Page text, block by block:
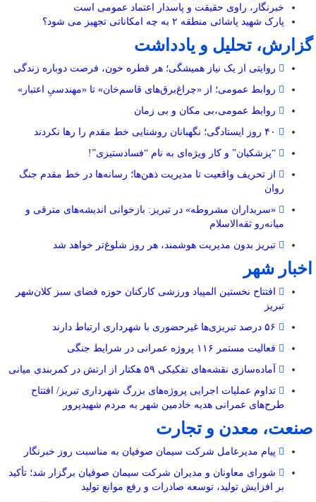
خبرنگار، راوی حقیقت و پاسدار اعتماد عمومی است
پارک شهید پاشائی منطقه ۲ به چه امکاناتی تجهیز می شود؟
گزارش، تحلیل و یادداشت
روایتی از یک نیاز همیشگی؛ هر قطره خون، فرصت دوباره زندگی
روابط عمومی؛ از «چراغ‌برق‌های قاسم‌خان» تا «مهندسیِ اعتبار»
روابط عمومی،بی مکان و بی زمان
“پزشکیان” و کار ویژه‌ای به نام “فسادستیزی”!
از تحریف واقعیت تا مدیریت ذهن‌ها؛ رسانه‌ها در خط مقدم جنگ
روان
«سربداران مشروطه» در تبریز: بازخوانی اندیشه‌های مترقی و
میانه‌رو ثقه‌الاسلام
تبریز بدون مدیریت هوشمند، هر روز شلوغ‌تر خواهد شد
اخبار شهر
افتتاح نخستین المپیاد ورزشی کارکنان حوزه فضای سبز کلان‌شهر
تبریز
فعالیت مستمر ۱۱۶ پروژه عمرانی در شرایط جنگی
آماده‌سازی نقشه‌های تفکیکی ۵۹ هکتار از ارتش در کمربندی میانی
تداوم عملیات اجرایی پروژه‌های بزرگ شهرداری تبریز/ افتتاح
طرح‌های عمرانی هدیه خادمین شهر به مردم شهیدپرور
صنعت، معدن و تجارت
پیام مدیرعامل شرکت سیمان صوفیان به مناسبت روز خبرنگار
شورای معاونان و مدیران شرکت سیمان صوفیان برگزار شد؛ تأکید
بر افزایش تولید، توسعه صادرات و رفع موانع تولید